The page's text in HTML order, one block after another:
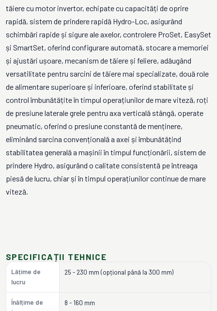
tăiere cu motor invertor, echipate cu capacități de oprire
rapidă, sistem de prindere rapidă Hydro-Loc, asigurând
schimbări rapide și sigure ale axelor, controlere ProSet, EasySet
și SmartSet, oferind configurare automată, stocare a memoriei
și ajustări ușoare, mecanism de tăiere și feliere, adăugând
versatilitate pentru sarcini de tăiere mai specializate, două role
de alimentare superioare și inferioare, oferind stabilitate și
control îmbunătățite în timpul operațiunilor de mare viteză, roți
de presiune laterale grele pentru axa verticală stângă, operate
pneumatic, oferind o presiune constantă de menținere,
eliminând sarcina convențională a axei și îmbunătățind
stabilitatea generală a mașinii în timpul funcționării, sistem de
prindere Hydro, asigurând o calitate consistentă pe întreaga
piesă de lucru, chiar și în timpul operațiunilor continue de mare
viteză.
SPECIFICAȚII TEHNICE
Lățime de
lucru
25 - 230 mm (opțional până la 300 mm)
Înălțime de
8 - 160 mm